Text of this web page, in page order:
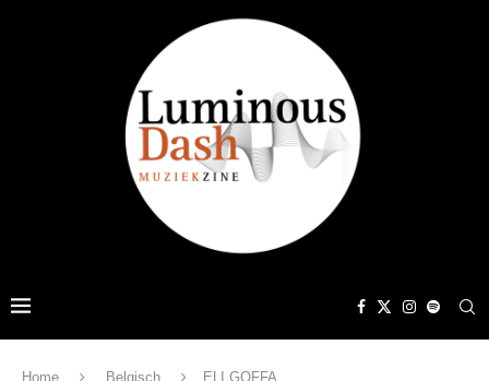
Home Belgisch ELI GOFFA